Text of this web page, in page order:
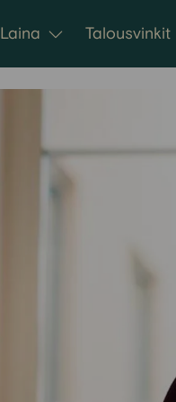
Laina Talousvinkit